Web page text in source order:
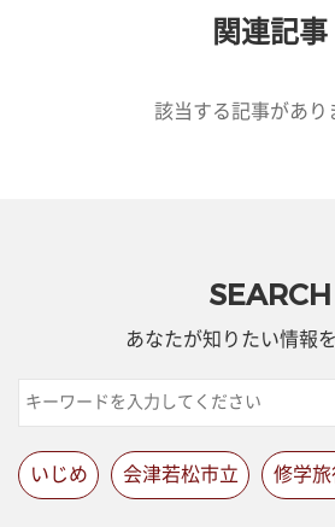
関連記事
該当する記事があり
SEARCH
あなたが知りたい情報
いじめ 会津若松市立 修学